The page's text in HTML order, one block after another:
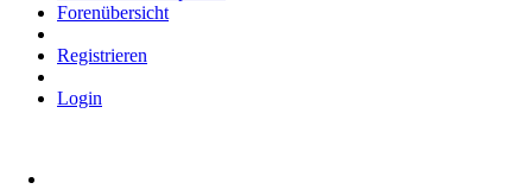
Forenübersicht
Registrieren
Login